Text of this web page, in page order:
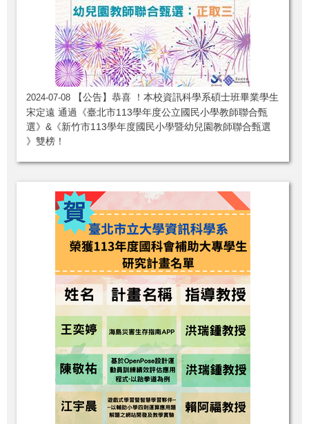
2024-07-08
【公告】恭喜 ！本校資訊科學系碩士班畢業學生
宋定遠 通過《臺北市113學年度公立國民小學教師聯合甄
選》&《新竹市113學年度國民小學暨幼兒園教師聯合甄選
》雙榜！